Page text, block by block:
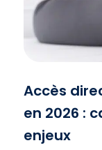
Accès
en 2026 :
enjeux